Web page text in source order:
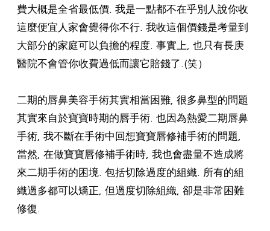
費大概是全省最低價. 我是一點都不在乎別人說你收
這麼便宜人家會覺得你不行. 我收這個價錢是考量到
大部分的家庭可以負擔的程度. 事實上, 也只有長庚
醫院不會管你收費過低而讓它賠錢了.(笑）
二期的唇鼻美容手術其實相當困難, 很多鼻型的問題
其實來自於寶寶時期的唇手術. 也因為熱愛二期唇鼻
手術, 我不斷在手術中回想寶寶唇修補手術的問題,
當然, 在做寶寶唇修補手術時, 我也會盡量不造成將
來二期手術的困境. 包括切除過度的組織. 所有的組
織過多都可以矯正, 但過度切除組織, 卻是非常困難
修復.